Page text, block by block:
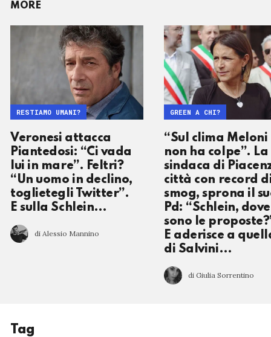
MORE
Veronesi attacca
Piantedosi: “Ci vada
lui in mare”. Feltri?
“Un uomo in declino,
toglietegli Twitter”.
E sulla Schlein…
di Alessio Mannino
RESTIAMO UMANI?
“Sul clima Meloni
non ha colpe”. La
sindaca di
città con record
smog, sprona il
Pd: “Schlein, dove
sono le
E aderisce a
di Salvini…
di Giulia Sorrentino
GREEN A CHI?
Tag